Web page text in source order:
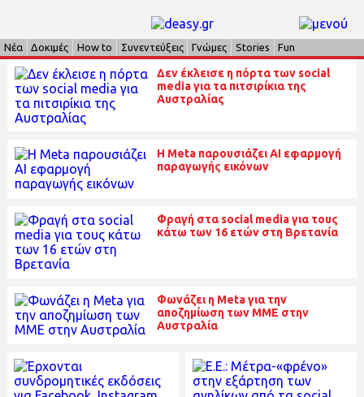
Νέα Δοκιμές How to Συνεντεύξεις Γνώμες Stories Fun
Δεν έκλεισε η πόρτα των social
media για τα πιτσιρίκια της
Αυστραλίας
H Meta παρουσιάζει ΑΙ εφαρμογή
παραγωγής εικόνων
Φραγή στα social media για τους
κάτω των 16 ετών στη Βρετανία
Φωνάζει η Meta για την
αποζημίωση των ΜΜΕ στην
Αυστραλία